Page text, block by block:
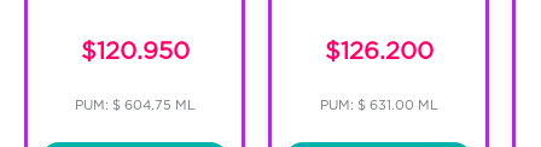
$120.950
PUM: $ 604.75 ML
$126.200
PUM: $ 631.00 ML